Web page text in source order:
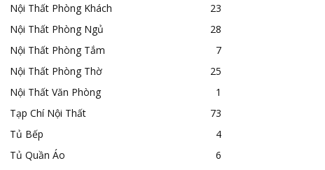
Nội Thất Phòng Khách
23
Nội Thất Phòng Ngủ
28
Nội Thất Phòng Tắm
7
Nội Thất Phòng Thờ
25
Nội Thất Văn Phòng
1
Tạp Chí Nội Thất
73
Tủ Bếp
4
Tủ Quần Áo
6